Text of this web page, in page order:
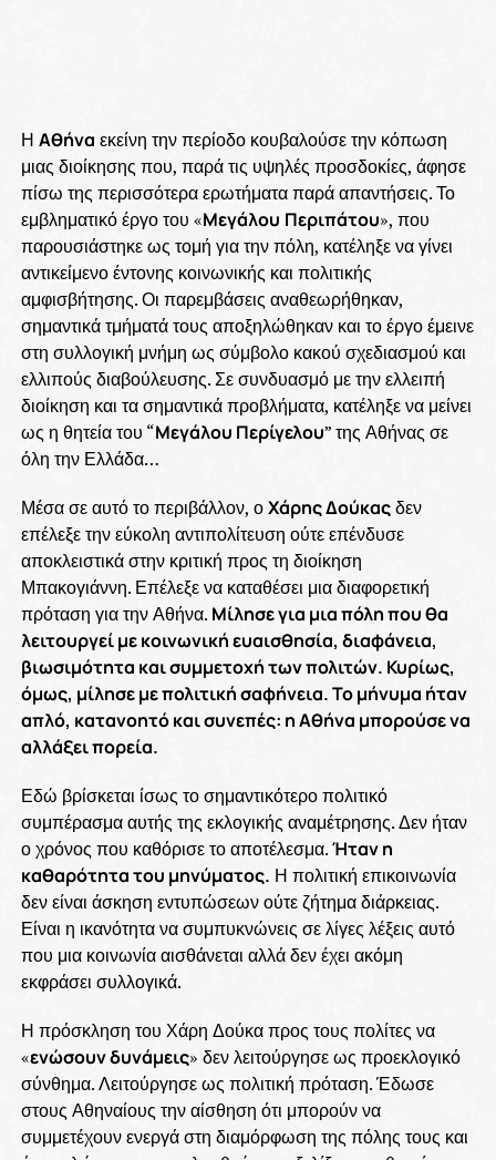
Η Αθήνα εκείνη την περίοδο κουβαλούσε την κόπωση
μιας διοίκησης που, παρά τις υψηλές προσδοκίες, άφησε
πίσω της περισσότερα ερωτήματα παρά απαντήσεις. Το
εμβληματικό έργο του «Μεγάλου Περιπάτου», που
παρουσιάστηκε ως τομή για την πόλη, κατέληξε να γίνει
αντικείμενο έντονης κοινωνικής και πολιτικής
αμφισβήτησης. Οι παρεμβάσεις αναθεωρήθηκαν,
σημαντικά τμήματά τους αποξηλώθηκαν και το έργο έμεινε
στη συλλογική μνήμη ως σύμβολο κακού σχεδιασμού και
ελλιπούς διαβούλευσης. Σε συνδυασμό με την ελλειπή
διοίκηση και τα σημαντικά προβλήματα, κατέληξε να μείνει
ως η θητεία του “Μεγάλου Περίγελου” της Αθήνας σε
όλη την Ελλάδα…
Μέσα σε αυτό το περιβάλλον, οΧάρης Δούκαςδεν
επέλεξε την εύκολη αντιπολίτευση ούτε επένδυσε
αποκλειστικά στην κριτική προς τη διοίκηση
Μπακογιάννη. Επέλεξε να καταθέσει μια διαφορετική
πρόταση για την Αθήνα. Μίλησε για μια πόλη που θα
λειτουργεί με κοινωνική ευαισθησία, διαφάνεια,
βιωσιμότητα και συμμετοχή των πολιτών. Κυρίως,
όμως, μίλησε με πολιτική σαφήνεια. Το μήνυμα ήταν
απλό, κατανοητό και συνεπές: η Αθήνα μπορούσε να
αλλάξει πορεία.
Εδώ βρίσκεται ίσως το σημαντικότερο πολιτικό
συμπέρασμα αυτής της εκλογικής αναμέτρησης. Δεν ήταν
ο χρόνος που καθόρισε το αποτέλεσμα.Ήταν η
καθαρότητα του μηνύματος. Η πολιτική επικοινωνία
δεν είναι άσκηση εντυπώσεων ούτε ζήτημα διάρκειας.
Είναι η ικανότητα να συμπυκνώνεις σε λίγες λέξεις αυτό
που μια κοινωνία αισθάνεται αλλά δεν έχει ακόμη
εκφράσει συλλογικά.
Η πρόσκληση του Χάρη Δούκα προς τους πολίτες να
«ενώσουν δυνάμεις» δεν λειτούργησε ως προεκλογικό
σύνθημα. Λειτούργησε ως πολιτική πρόταση. Έδωσε
στους Αθηναίους την αίσθηση ότι μπορούν να
συμμετέχουν ενεργά στη διαμόρφωση της πόλης τους και